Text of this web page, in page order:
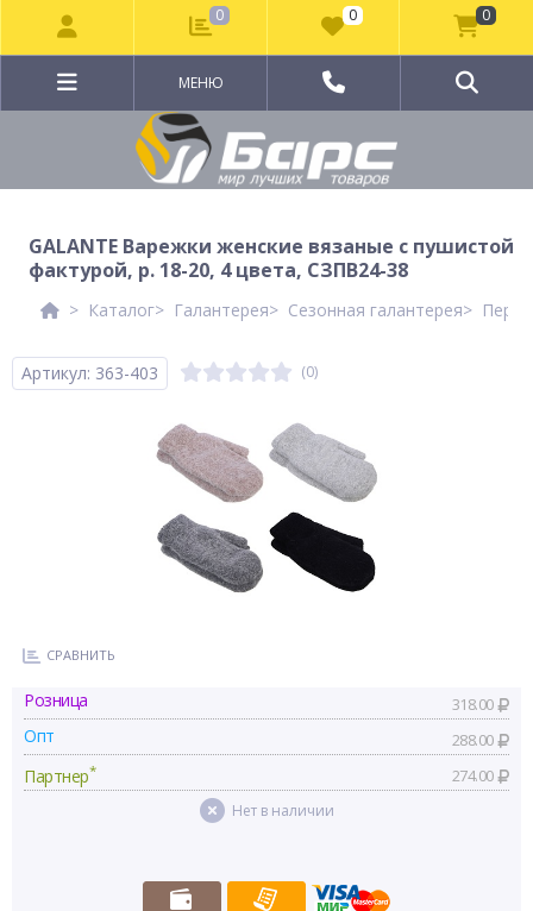
МЕНЮ
GALANTE Варежки женские вязаные с пушистой
фактурой, р. 18-20, 4 цвета, СЗПВ24-38
Каталог Галантерея Сезонная галантерея
Артикул: 363-403 (0)
СРАВНИТЬ
Розница 318.00
Опт 288.00
Партнер* 274.00
Нет в наличии
0 0 0